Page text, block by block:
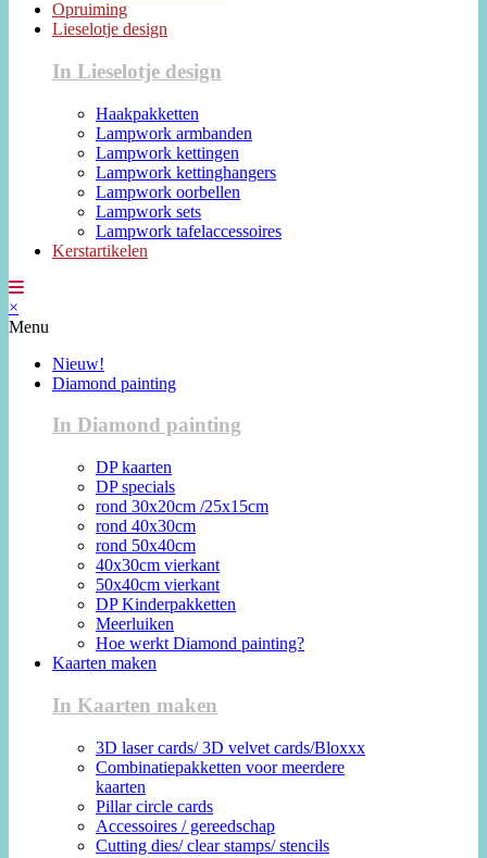
Opruiming
Lieselotje design
In Lieselotje design
Haakpakketten
Lampwork armbanden
Lampwork kettingen
Lampwork kettinghangers
Lampwork oorbellen
Lampwork sets
Lampwork tafelaccessoires
Kerstartikelen
×
Menu
Nieuw!
Diamond painting
In Diamond painting
DP kaarten
DP specials
rond 30x20cm /25x15cm
rond 40x30cm
rond 50x40cm
40x30cm vierkant
50x40cm vierkant
DP Kinderpakketten
Meerluiken
Hoe werkt Diamond painting?
Kaarten maken
In Kaarten maken
3D laser cards/ 3D velvet cards/Bloxxx
Combinatiepakketten voor meerdere
kaarten
Pillar circle cards
Accessoires / gereedschap
Cutting dies/ clear stamps/ stencils